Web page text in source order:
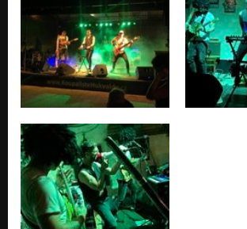
Popkorn (PROMO 2007)
Nezařazeno